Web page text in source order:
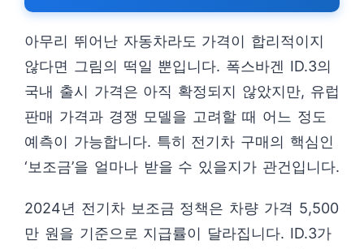
아무리 뛰어난 자동차라도 가격이 합리적이지
않다면 그림의 떡일 뿐입니다. 폭스바겐 ID.3의
국내 출시 가격은 아직 확정되지 않았지만, 유럽
판매 가격과 경쟁 모델을 고려할 때 어느 정도
예측이 가능합니다. 특히 전기차 구매의 핵심인
‘보조금’을 얼마나 받을 수 있을지가 관건입니다.
2024년 전기차 보조금 정책은 차량 가격 5,500
만 원을 기준으로 지급률이 달라집니다. ID.3가